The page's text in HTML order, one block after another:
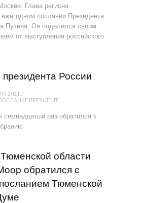
Глава региона
ежегодном послании Президента
Путина. Он поделился своим
от выступления российского
России
2021
ПОСЛАНИЕ ПРЕЗИДЕНТ
семнадцатый раз обратился к
области
обратился с
Тюменской